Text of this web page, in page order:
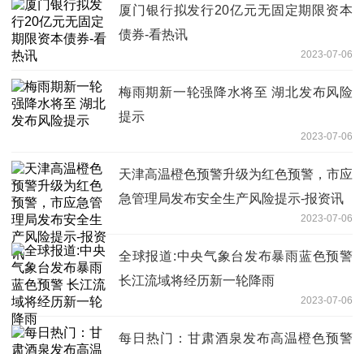
厦门银行拟发行20亿元无固定期限资本
债券-看热讯
2023-07-06
梅雨期新一轮强降水将至 湖北发布风险
提示
2023-07-06
天津高温橙色预警升级为红色预警，市应
急管理局发布安全生产风险提示-报资讯
2023-07-06
全球报道:中央气象台发布暴雨蓝色预警
长江流域将经历新一轮降雨
2023-07-06
每日热门：甘肃酒泉发布高温橙色预警